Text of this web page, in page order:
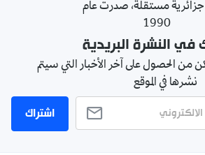
جزائرية مستقلة، صدرت عام
1990
في النشرة البريدية
من الحصول على آخر الأخبار التي سيتم
نشرها في الموقع
اشتراك